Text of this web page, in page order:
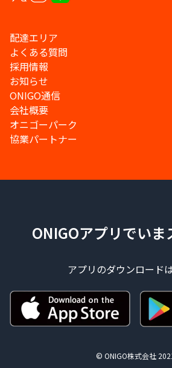
配達エリア
よくある質問
採用情報
お知らせ
ONIGO通信
会社概要
オニゴーパーク
協業パートナー
ONIGOアプリでいま
アプリのダウンロード
© ONIGO株式会社